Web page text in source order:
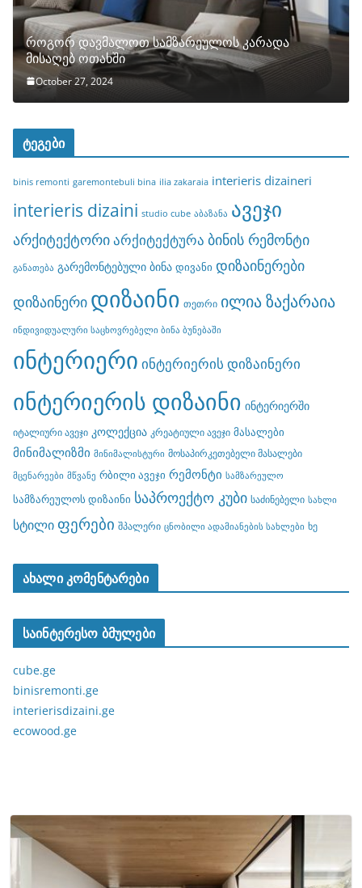
როგორ დავმალოთ სამზარეულოს კარადა
მისაღებ ოთახში
October 27, 2024
ტეგები
binis remonti garemontebuli bina ilia zakaraia interieris dizaineri
interieris dizaini studio cube აბაზანა ავეჯი
არქიტექტორიარქიტექტურა ბინის რემონტი
განათება გარემონტებული ბინა დივანი დიზაინერები
დიზაინერი დიზაინი თეთრი ილია ზაქარაია
ინდივიდუალური საცხოვრებელი ბინა ბუნებაში
ინტერიერი ინტერიერის დიზაინერი
ინტერიერის დიზაინი ინტერიერში
იტალიური ავეჯი კოლექცია კრეატიული ავეჯი მასალები
მინიმალიზმი მინიმალისტური მოსაპირკეთებელი მასალები
მცენარეები მწვანე რბილი ავეჯი რემონტი სამზარეულო
სამზარეულოს დიზაინი საპროექტო კუბი საძინებელი სახლი
სტილი ფერები შპალერი ცნობილი ადამიანების სახლები ხე
ახალი კომენტარები
საინტერესო ბმულები
cube.ge
binisremonti.ge
interierisdizaini.ge
ecowood.ge